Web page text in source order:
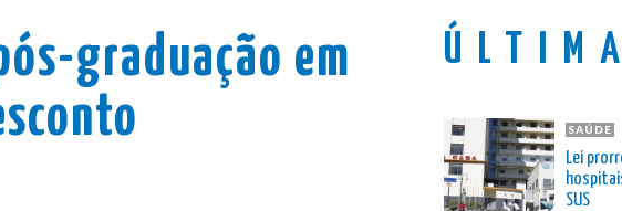
graduação em
SAÚDE
Lei
SUS